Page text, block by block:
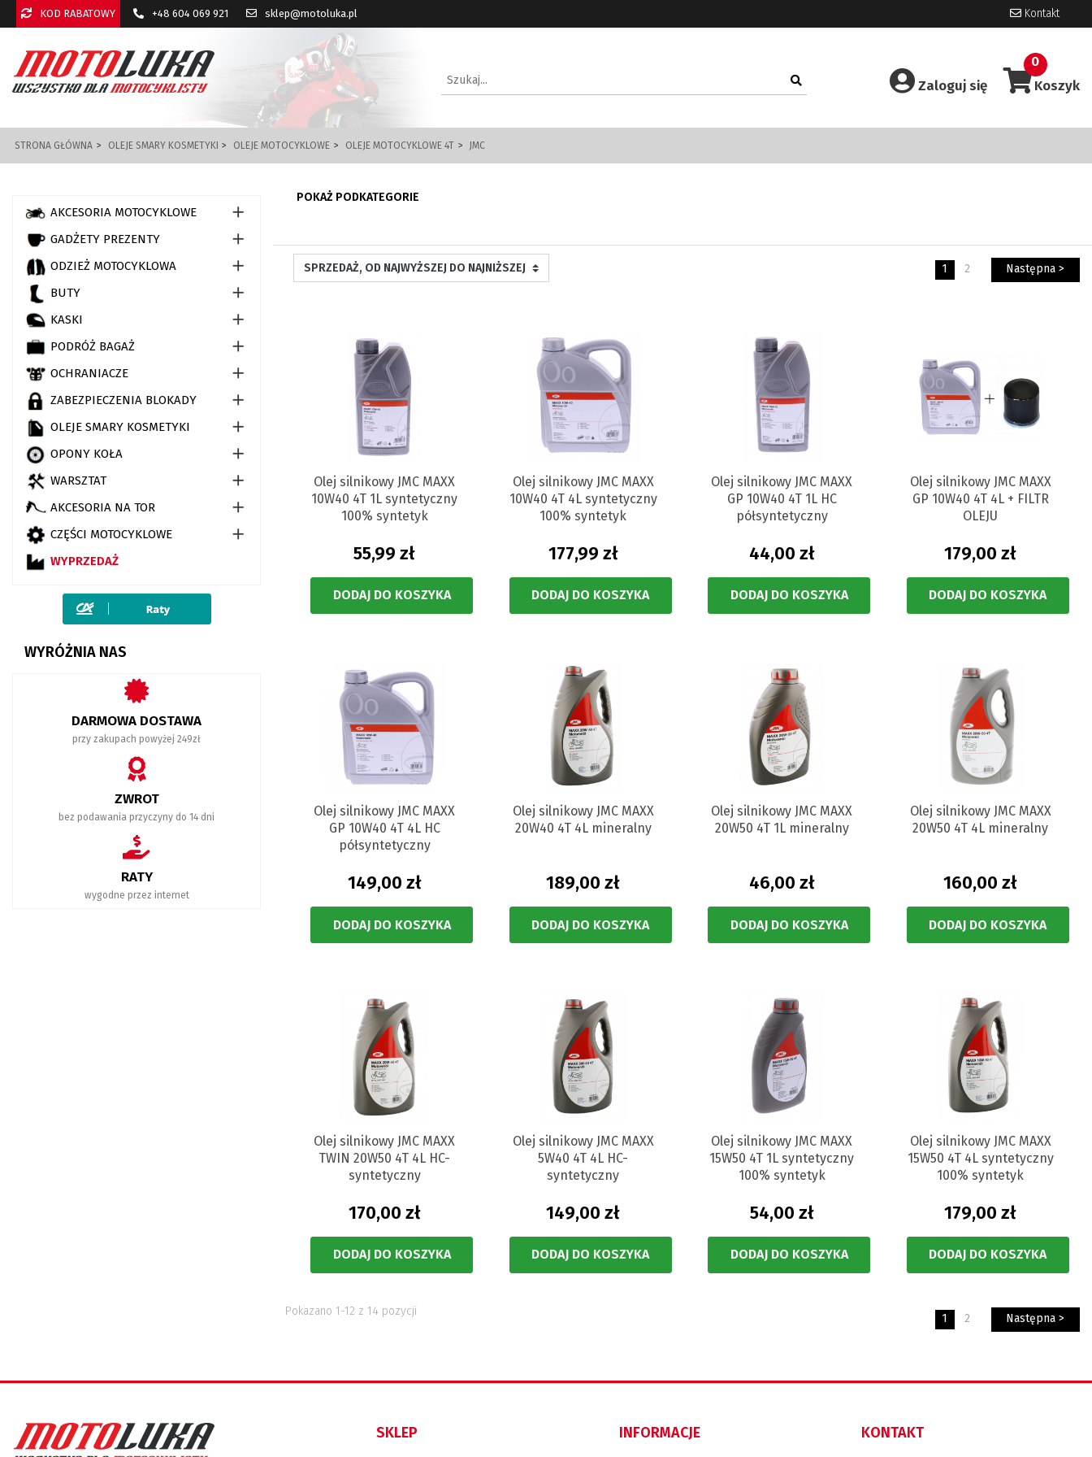
KOD RABATOWY +48 604 069 921 sklep@motoluka.pl Kontakt
Koszyk
0
Zaloguj się
STRONA GŁÓWNA OLEJE SMARY KOSMETYKI OLEJE MOTOCYKLOWE OLEJE MOTOCYKLOWE 4T JMC
AKCESORIA MOTOCYKLOWE 
GADŻETY PREZENTY 
ODZIEŻ MOTOCYKLOWA 
BUTY 
KASKI 
PODRÓŻ BAGAŻ 
OCHRANIACZE 
ZABEZPIECZENIA BLOKADY 
OLEJE SMARY KOSMETYKI 
OPONY KOŁA 
WARSZTAT 
AKCESORIA NA TOR 
CZĘŚCI MOTOCYKLOWE 
WYPRZEDAŻ
WYRÓŻNIA NAS
DARMOWA DOSTAWA
przy zakupach powyżej 249zł
ZWROT
bez podawania przyczyny do 14 dni
RATY
wygodne przez internet
POKAŻ PODKATEGORIE
1 2 Następna >
Olej silnikowy JMC MAXX
10W40 4T 1L syntetyczny
100% syntetyk
55,99 zł
DODAJ DO KOSZYKA
Olej silnikowy JMC MAXX
10W40 4T 4L syntetyczny
100% syntetyk
177,99 zł
DODAJ DO KOSZYKA
Olej silnikowy JMC MAXX
GP 10W40 4T 1L HC
półsyntetyczny
44,00 zł
DODAJ DO KOSZYKA
Olej silnikowy JMC MAXX
GP 10W40 4T 4L + FILTR
OLEJU
179,00 zł
DODAJ DO KOSZYKA
Olej silnikowy JMC MAXX
GP 10W40 4T 4L HC
półsyntetyczny
149,00 zł
DODAJ DO KOSZYKA
Olej silnikowy JMC MAXX
20W40 4T 4L mineralny
189,00 zł
DODAJ DO KOSZYKA
Olej silnikowy JMC MAXX
20W50 4T 1L mineralny
46,00 zł
DODAJ DO KOSZYKA
Olej silnikowy JMC MAXX
20W50 4T 4L mineralny
160,00 zł
DODAJ DO KOSZYKA
Olej silnikowy JMC MAXX
TWIN 20W50 4T 4L HC-
syntetyczny
170,00 zł
DODAJ DO KOSZYKA
Olej silnikowy JMC MAXX
5W40 4T 4L HC-
syntetyczny
149,00 zł
DODAJ DO KOSZYKA
Olej silnikowy JMC MAXX
15W50 4T 1L syntetyczny
100% syntetyk
54,00 zł
DODAJ DO KOSZYKA
Olej silnikowy JMC MAXX
15W50 4T 4L syntetyczny
100% syntetyk
179,00 zł
DODAJ DO KOSZYKA
Pokazano 1-12 z 14 pozycji
1 2 Następna >
SKLEP INFORMACJE KONTAKT